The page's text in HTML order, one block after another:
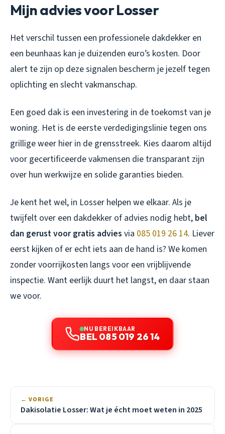
Mijn advies voor Losser
Het verschil tussen een professionele dakdekker en
een beunhaas kan je duizenden euro’s kosten. Door
alert te zijn op deze signalen bescherm je jezelf tegen
oplichting en slecht vakmanschap.
Een goed dak is een investering in de toekomst van je
woning. Het is de eerste verdedigingslinie tegen ons
grillige weer hier in de grensstreek. Kies daarom altijd
voor gecertificeerde vakmensen die transparant zijn
over hun werkwijze en solide garanties bieden.
Je kent het wel, in Losser helpen we elkaar. Als je
twijfelt over een dakdekker of advies nodig hebt, bel
dan gerust voor gratis advies via 085 019 26 14. Liever
eerst kijken of er echt iets aan de hand is? We komen
zonder voorrijkosten langs voor een vrijblijvende
inspectie. Want eerlijk duurt het langst, en daar staan
we voor.
NU BEREIKBAAR
BEL 085 019 26 14
← VORIGE
Dakisolatie Losser: Wat je écht moet weten in 2025